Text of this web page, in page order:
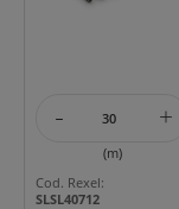
- +
(m)
Cod. Rexel:
SLSL40712